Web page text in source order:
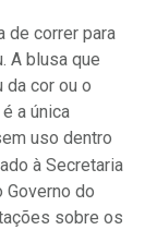
de correr para
A blusa que
da cor ou o
a única
uso dentro
à Secretaria
Governo do
sobre os